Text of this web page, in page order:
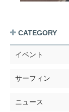
CATEGORY
イベント
サーフィン
ニュース